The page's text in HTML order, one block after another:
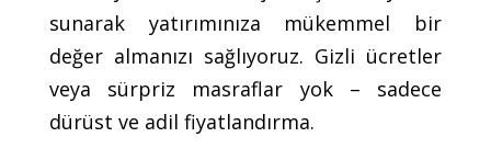
sunarak yatırımınıza mükemmel bir
değer almanızı sağlıyoruz. Gizli ücretler
veya sürpriz masraflar yok – sadece
dürüst ve adil fiyatlandırma.